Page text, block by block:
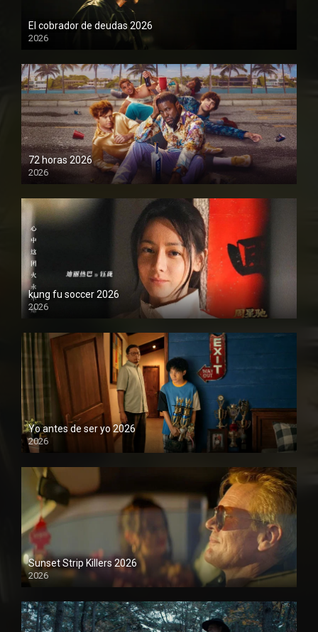
El cobrador de deudas 2026
2026
1080P
72 horas 2026
2026
1080P
kung fu soccer 2026
2026
1080P
Yo antes de ser yo 2026
2026
1080P
Sunset Strip Killers 2026
2026
1080P